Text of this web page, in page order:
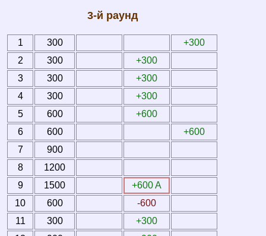
3-й раунд
1 300
+300
2
300
+300
3
300
+300
4
300
+300
5
600
+600
6
600
+600
7
900
8
1200
9
1500
+600 A
10
600
-600
11
300
+300